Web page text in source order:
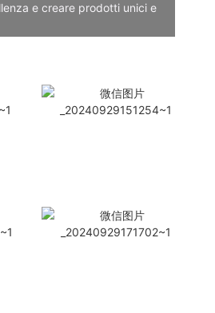
e creare prodotti unici e